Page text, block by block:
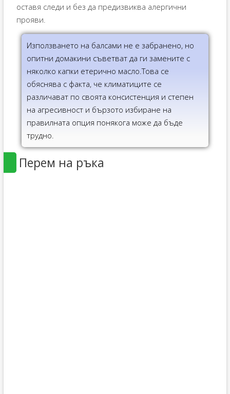
оставя следи и без да предизвиква алергични
прояви.
Използването на балсами не е забранено, но
опитни домакини съветват да ги замените с
няколко капки етерично масло.Това се
обяснява с факта, че климатиците се
различават по своята консистенция и степен
на агресивност и бързото избиране на
правилната опция понякога може да бъде
трудно.
Перем на ръка